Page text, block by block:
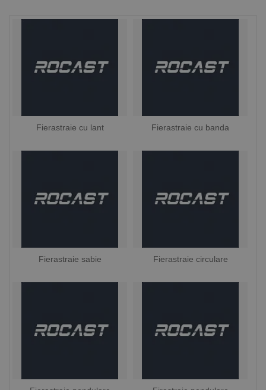
Fierastraie cu lant Fierastraie cu banda
Fierastraie sabie Fierastraie circulare